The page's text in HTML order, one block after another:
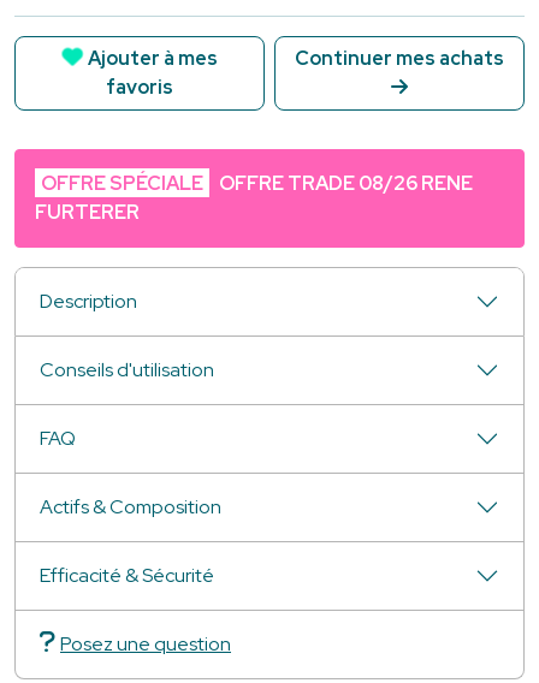
Ajouter à mes
favoris
Continuer mes achats
OFFRE SPÉCIALE
OFFRE TRADE 08/26 RENE
FURTERER
Description
Conseils d'utilisation
FAQ
Actifs & Composition
Efficacité & Sécurité
Posez une question